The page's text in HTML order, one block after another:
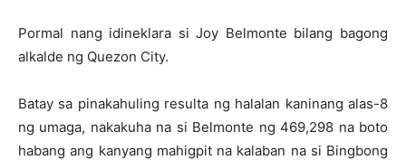
Pormal nang idineklara si Joy Belmonte bilang bagong
alkalde ng Quezon City.
Batay sa pinakahuling resulta ng halalan kaninang alas-8
ng umaga, nakakuha na si Belmonte ng 469,298 na boto
habang ang kanyang mahigpit na kalaban na si Bingbong